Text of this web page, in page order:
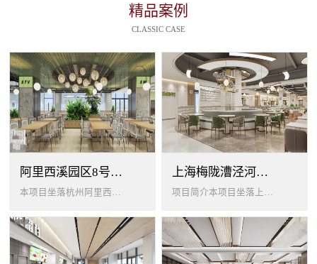
精品案例
CLASSIC CASE
阿里西溪园区8号楼1层餐厅
本项目坐落杭州阿里西溪园区8号楼一层，以绿色生机 + 年轻基因为核心，打造「活力聚场」复合型员工餐厅。兼顾多人群用餐需求...
上海梅陇漕泾河科技绿洲员工餐厅
项目简介本项目坐落上海闵行梅陇科技绿洲，以生态创艺食堂为设计核心，融合现代轻奢与自然生态，打造兼顾高效就餐、休闲社交、商...